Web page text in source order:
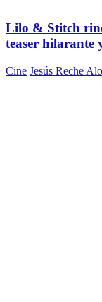
Lilo & Stitch
teaser hilarante
Cine Jesús Reche